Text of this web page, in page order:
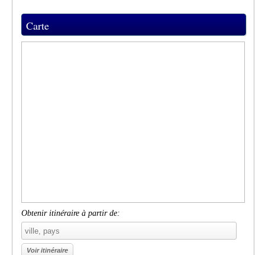
Carte
Obtenir itinéraire à partir de: